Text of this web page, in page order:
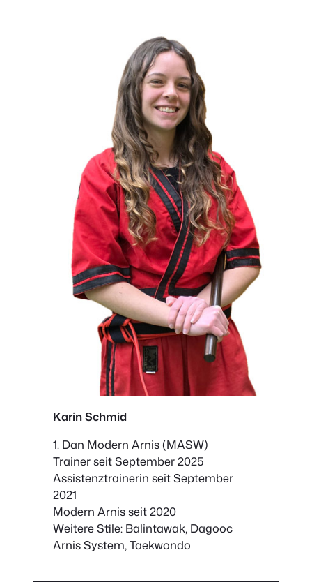
Karin Schmid
1. Dan Modern Arnis (MASW)
Trainer seit September 2025
Assistenztrainerin seit September
2021
Modern Arnis seit 2020
Weitere Stile: Balintawak, Dagooc
Arnis System, Taekwondo